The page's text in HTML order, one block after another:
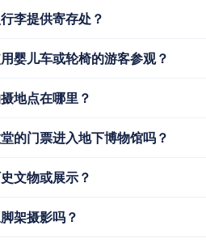
李提供寄存处？
婴儿车或轮椅的游客参观？
地点在哪里？
的门票进入地下博物馆吗？
文物或展示？
架摄影吗？